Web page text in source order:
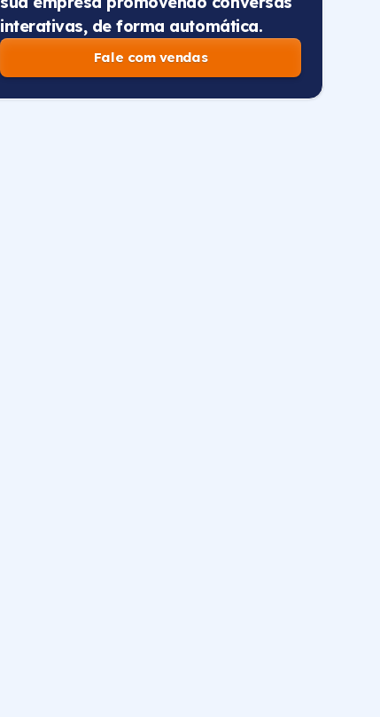
interativas, de forma automática.
Fale com vendas